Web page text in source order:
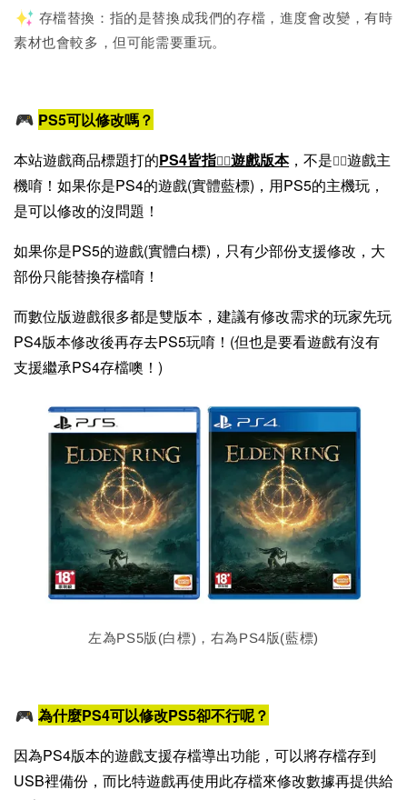
存檔替換：指的是替換成我們的存檔，進度會改變，有時
素材也會較多，但可能需要重玩。
PS5可以修改嗎？
本站遊戲商品標題打的PS4皆指🙆‍♂遊戲版本，不是🙅‍♂遊戲主
機唷！ 如果你是PS4的遊戲(實體藍標)，用PS5的主機玩，
是可以修改的沒問題！
如果你是PS5的遊戲(實體白標)，只有少部份支援修改，大
部份只能替換存檔唷！
而數位版遊戲很多都是雙版本，建議有修改需求的玩家先玩
PS4版本修改後再存去PS5玩唷！(但也是要看遊戲有沒有
支援繼承PS4存檔噢！)
左為PS5版(白標)，右為PS4版(藍標)
為什麼PS4可以修改PS5卻不行呢？
因為PS4版本的遊戲支援存檔導出功能，可以將存檔存到
USB裡備份，而比特遊戲再使用此存檔來修改數據再提供給